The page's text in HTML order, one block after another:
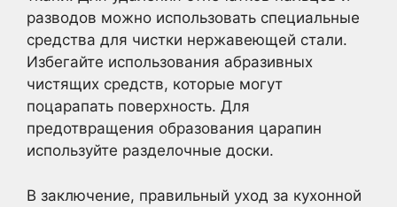
разводов можно использовать специальные
средства для чистки нержавеющей стали.
Избегайте использования абразивных
чистящих средств, которые могут
поцарапать поверхность. Для
предотвращения образования царапин
используйте разделочные доски.
В заключение, правильный уход за кухонной